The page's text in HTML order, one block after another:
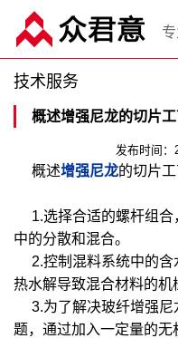
技术服务
概述增强尼龙的切片
发布时间：
概述增强尼龙的切片工
1.选择合适的螺杆组合
中的分散和混合。
2.控制混料系统中的含
热水解导致混合材料的机
3.为了解决玻纤增强尼
题，通过加入一定量的